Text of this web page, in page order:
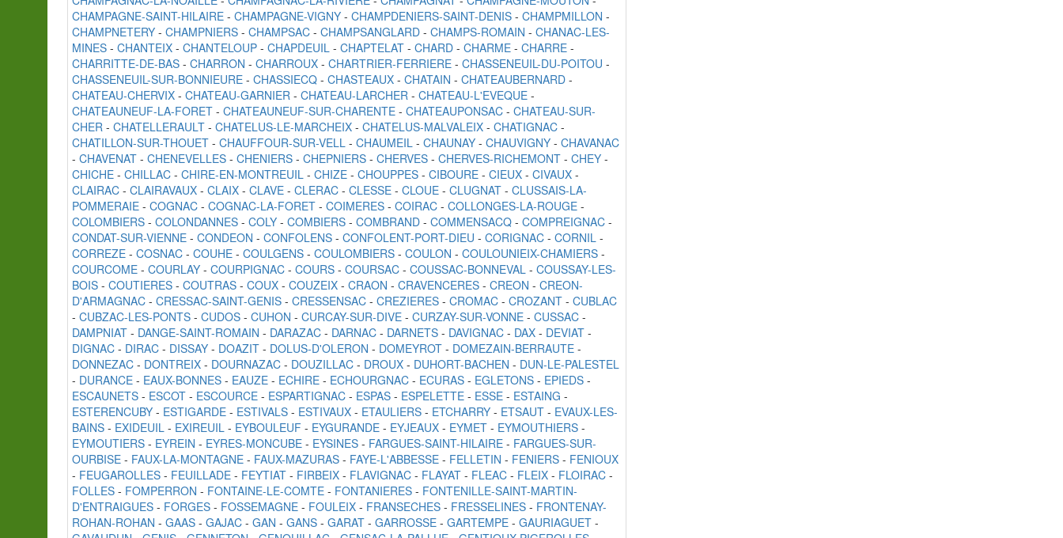
CHAMPAGNE-SAINT-HILAIRE - CHAMPAGNE-VIGNY - CHAMPDENIERS-SAINT-DENIS - CHAMPMILLON -
CHAMPNETERY - CHAMPNIERS - CHAMPSAC - CHAMPSANGLARD - CHAMPS-ROMAIN - CHANAC-LES-
MINES - CHANTEIX - CHANTELOUP - CHAPDEUIL - CHAPTELAT - CHARD - CHARME - CHARRE -
CHARRITTE-DE-BAS - CHARRON - CHARROUX - CHARTRIER-FERRIERE - CHASSENEUIL-DU-POITOU -
CHASSENEUIL-SUR-BONNIEURE - CHASSIECQ - CHASTEAUX - CHATAIN - CHATEAUBERNARD -
CHATEAU-CHERVIX - CHATEAU-GARNIER - CHATEAU-LARCHER - CHATEAU-L'EVEQUE -
CHATEAUNEUF-LA-FORET - CHATEAUNEUF-SUR-CHARENTE - CHATEAUPONSAC - CHATEAU-SUR-
CHER - CHATELLERAULT - CHATELUS-LE-MARCHEIX - CHATELUS-MALVALEIX - CHATIGNAC -
CHATILLON-SUR-THOUET - CHAUFFOUR-SUR-VELL - CHAUMEIL - CHAUNAY - CHAUVIGNY - CHAVANAC
- CHAVENAT - CHENEVELLES - CHENIERS - CHEPNIERS - CHERVES - CHERVES-RICHEMONT - CHEY -
CHICHE - CHILLAC - CHIRE-EN-MONTREUIL - CHIZE - CHOUPPES - CIBOURE - CIEUX - CIVAUX -
CLAIRAC - CLAIRAVAUX - CLAIX - CLAVE - CLERAC - CLESSE - CLOUE - CLUGNAT - CLUSSAIS-LA-
POMMERAIE - COGNAC - COGNAC-LA-FORET - COIMERES - COIRAC - COLLONGES-LA-ROUGE -
COLOMBIERS - COLONDANNES - COLY - COMBIERS - COMBRAND - COMMENSACQ - COMPREIGNAC -
CONDAT-SUR-VIENNE - CONDEON - CONFOLENS - CONFOLENT-PORT-DIEU - CORIGNAC - CORNIL -
CORREZE - COSNAC - COUHE - COULGENS - COULOMBIERS - COULON - COULOUNIEIX-CHAMIERS -
COURCOME - COURLAY - COURPIGNAC - COURS - COURSAC - COUSSAC-BONNEVAL - COUSSAY-LES-
BOIS - COUTIERES - COUTRAS - COUX - COUZEIX - CRAON - CRAVENCERES - CREON - CREON-
D'ARMAGNAC - CRESSAC-SAINT-GENIS - CRESSENSAC - CREZIERES - CROMAC - CROZANT - CUBLAC
- CUBZAC-LES-PONTS - CUDOS - CUHON - CURCAY-SUR-DIVE - CURZAY-SUR-VONNE - CUSSAC -
DAMPNIAT - DANGE-SAINT-ROMAIN - DARAZAC - DARNAC - DARNETS - DAVIGNAC - DAX - DEVIAT -
DIGNAC - DIRAC - DISSAY - DOAZIT - DOLUS-D'OLERON - DOMEYROT - DOMEZAIN-BERRAUTE -
DONNEZAC - DONTREIX - DOURNAZAC - DOUZILLAC - DROUX - DUHORT-BACHEN - DUN-LE-PALESTEL
- DURANCE - EAUX-BONNES - EAUZE - ECHIRE - ECHOURGNAC - ECURAS - EGLETONS - EPIEDS -
ESCAUNETS - ESCOT - ESCOURCE - ESPARTIGNAC - ESPAS - ESPELETTE - ESSE - ESTAING -
ESTERENCUBY - ESTIGARDE - ESTIVALS - ESTIVAUX - ETAULIERS - ETCHARRY - ETSAUT - EVAUX-LES-
BAINS - EXIDEUIL - EXIREUIL - EYBOULEUF - EYGURANDE - EYJEAUX - EYMET - EYMOUTHIERS -
EYMOUTIERS - EYREIN - EYRES-MONCUBE - EYSINES - FARGUES-SAINT-HILAIRE - FARGUES-SUR-
OURBISE - FAUX-LA-MONTAGNE - FAUX-MAZURAS - FAYE-L'ABBESSE - FELLETIN - FENIERS - FENIOUX
- FEUGAROLLES - FEUILLADE - FEYTIAT - FIRBEIX - FLAVIGNAC - FLAYAT - FLEAC - FLEIX - FLOIRAC -
FOLLES - FOMPERRON - FONTAINE-LE-COMTE - FONTANIERES - FONTENILLE-SAINT-MARTIN-
D'ENTRAIGUES - FORGES - FOSSEMAGNE - FOULEIX - FRANSECHES - FRESSELINES - FRONTENAY-
ROHAN-ROHAN - GAAS - GAJAC - GAN - GANS - GARAT - GARROSSE - GARTEMPE - GAURIAGUET -